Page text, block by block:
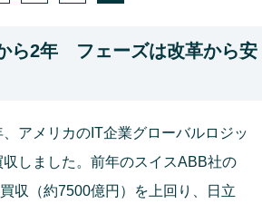
ら2年 フェーズは改革から安
アメリカのIT企業グローバルロジッ
しました。前年のスイスABB社の
収（約7500億円）を上回り、日立